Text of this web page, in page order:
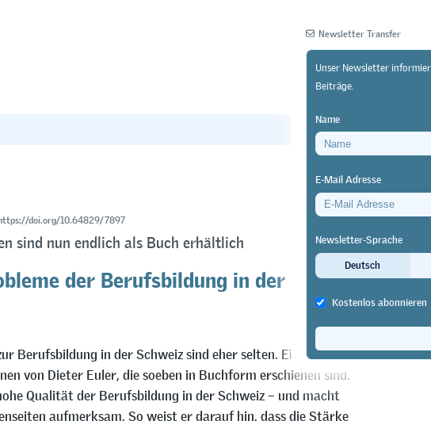
doi.org/10.64829/7897
sind nun endlich als Buch erhältlich
der Berufsbildung in der
Berufsbildung in der Schweiz sind eher selten. Eine
von Dieter Euler, die soeben in Buchform erschienen sind.
Qualität der Berufsbildung in der Schweiz – und macht
aufmerksam. So weist er darauf hin, dass die Stärke
Newsletter Transfer
Unser Newsletter
Beiträge.
Name
E-Mail Adresse
Newsletter-Sprache
Deutsch
Kostenlos abonnieren